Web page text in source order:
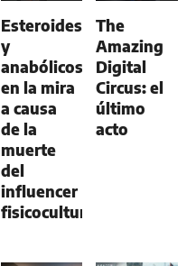
Esteroides
y
anabólicos
en la mira
a causa
de la
muerte
del
influencer
fisicoculturista
The
Amazing
Digital
Circus: el
último
acto